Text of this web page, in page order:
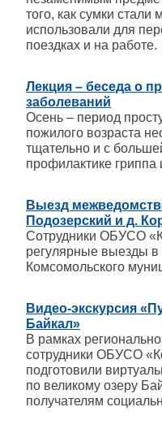
того, как сумки стали
использовали для
поездках и на работе.
Лекция – беседа о
заболеваний
Осень – период
пожилого возраста
тщательно и с
профилактике
Выезд
Подозерский и д.
Сотрудники ОБУСО
регулярные выезды
Комсомольского
Видео-экскурсия
Байкал»
В рамках
сотрудники ОБУСО
подготовили
по великому озеру
получателям